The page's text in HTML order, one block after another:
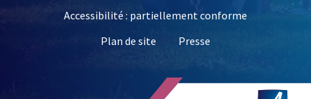
Accessibilité : partiellement conforme
Plan de site
Presse